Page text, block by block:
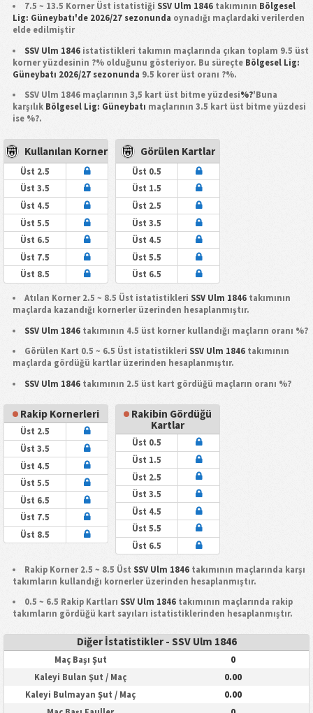
7.5 ~ 13.5 Korner Üst istatistiği SSV Ulm 1846 takımının Bölgesel
Lig: Güneybatı'de 2026/27 sezonunda oynadığı maçlardaki verilerden
elde edilmiştir
SSV Ulm 1846 istatistikleri takımın maçlarında çıkan toplam 9.5 üst
korner yüzdesinin ?% olduğunu gösteriyor. Bu süreçte Bölgesel Lig:
Güneybatı 2026/27 sezonunda 9.5 korer üst oranı ?%.
SSV Ulm 1846 maçlarının 3,5 kart üst bitme yüzdesi%?'Buna
karşılık Bölgesel Lig: Güneybatı maçlarının 3.5 kart üst bitme yüzdesi
ise %?.
Kullanılan Korner
Üst 2.5
Üst 3.5
Üst 4.5
Üst 5.5
Üst 6.5
Üst 7.5
Üst 8.5
Görülen Kartlar
Üst 0.5
Üst 1.5
Üst 2.5
Üst 3.5
Üst 4.5
Üst 5.5
Üst 6.5
Atılan Korner 2.5 ~ 8.5 Üst istatistikleri SSV Ulm 1846 takımının
maçlarda kazandığı kornerler üzerinden hesaplanmıştır.
SSV Ulm 1846 takımının 4.5 üst korner kullandığı maçların oranı %?
Görülen Kart 0.5 ~ 6.5 Üst istatistikleri SSV Ulm 1846 takımının
maçlarda gördüğü kartlar üzerinden hesaplanmıştır.
SSV Ulm 1846 takımının 2.5 üst kart gördüğü maçların oranı %?
Rakip Kornerleri
Üst 2.5
Üst 3.5
Üst 4.5
Üst 5.5
Üst 6.5
Üst 7.5
Üst 8.5
Rakibin Gördüğü
Kartlar
Üst 0.5
Üst 1.5
Üst 2.5
Üst 3.5
Üst 4.5
Üst 5.5
Üst 6.5
Rakip Korner 2.5 ~ 8.5 Üst SSV Ulm 1846 takımının maçlarında karşı
takımların kullandığı kornerler üzerinden hesaplanmıştır.
0.5 ~ 6.5 Rakip Kartları SSV Ulm 1846 takımının maçlarında rakip
takımların gördüğü kart sayıları istatistiklerinden hesaplanmıştır.
Diğer İstatistikler - SSV Ulm 1846
Maç Başı Şut 0
Kaleyi Bulan Şut / Maç 0.00
Kaleyi Bulmayan Şut / Maç 0.00